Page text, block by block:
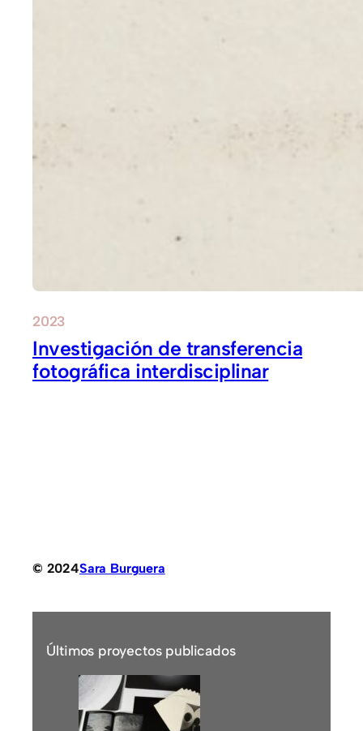
2023
Investigación de transferencia
fotográfica interdisciplinar
© 2024Sara Burguera
Últimos proyectos publicados